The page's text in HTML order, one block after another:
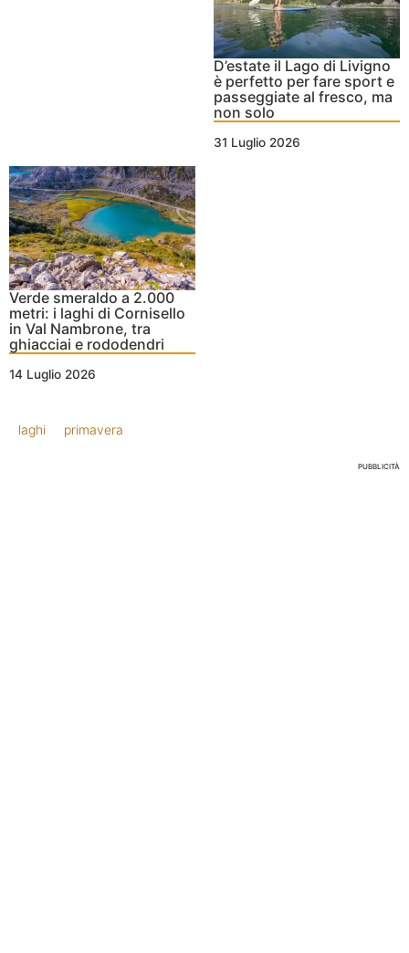
D’estate il Lago di Livigno
è perfetto per fare sport e
passeggiate al fresco, ma
non solo
31 Luglio 2026
Verde smeraldo a 2.000
metri: i laghi di Cornisello
in Val Nambrone, tra
ghiacciai e rododendri
14 Luglio 2026
laghi primavera
PUBBLICITÀ